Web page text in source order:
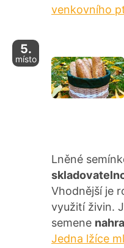
venkovního
5.
místo
Lněné
Vhodnější je
využití živin.
semene
Jedna lžíce